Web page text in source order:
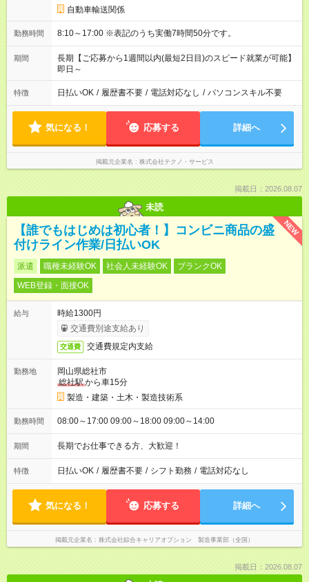
自動車輸送関係
勤務時間 8:10～17:00 ※表記のうち実働7時間50分です。
期間
長期【ご応募から1週間以内(最短2日目)のスピード就業が可能】
即日～
特徴 日払いOK / 履歴書不要 / 電話対応なし / パソコンスキル不要
気になる！ 応募する 詳細へ
掲載元企業名 株式会社テクノ・サービス
掲載日：2026.08.07
未読
NEW
【誰でもはじめは初心者！】コンビニ商品の盛
付けライン作業/日払いOK
派遣 職種未経験OK 社会人未経験OK
ブランクOK
WEB登録・面接OK
給与
時給1300円
交通費別途支給あり
交通費 交通費規定内支給
勤務地
岡山県総社市
総社駅から車15分
製造・建築・土木・製造技術系
勤務時間 08:00～17:00 09:00～18:00 09:00～14:00
期間 長期でお仕事できる方、大歓迎！
特徴 日払いOK / 履歴書不要 / シフト勤務 / 電話対応なし
気になる！ 応募する 詳細へ
掲載元企業名 株式会社綜合キャリアオプション 製造事業部（全国）
掲載日：2026.08.07